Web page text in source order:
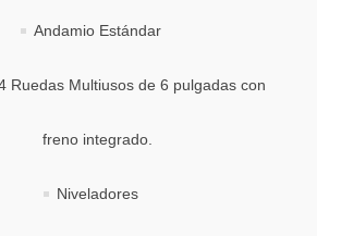
Andamio Estándar
Ruedas Multiusos de 6 pulgadas con
freno integrado.
Niveladores